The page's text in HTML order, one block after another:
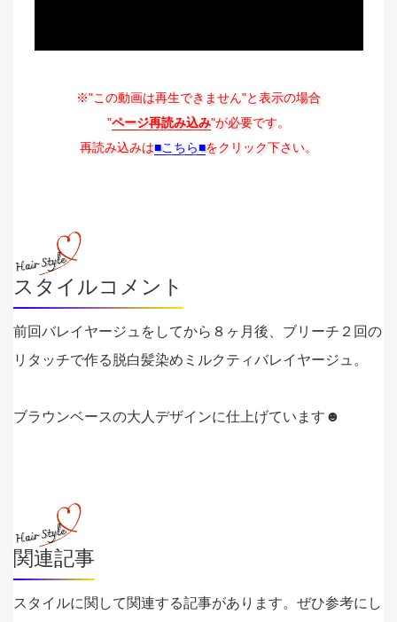
※"この動画は再生できません"と表示の場合
"ページ再読み込み"が必要です。
再読み込みは■こちら■をクリック下さい。
スタイルコメント
前回バレイヤージュをしてから８ヶ月後、ブリーチ２回の
リタッチで作る脱白髪染めミルクティバレイヤージュ。
ブラウンベースの大人デザインに仕上げています☻
関連記事
スタイルに関して関連する記事があります。ぜひ参考にし